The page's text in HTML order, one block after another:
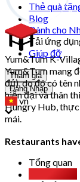
Thẻ quà
Blog
Dành cho
Tải ứng
Giúp đỡ
Tham gia
Đăng Nhập
vn
Yum&Tum K-
Yum&Tum mang
đủ), do đó có tên
hiện đại và thân
Hungry Hub,
mái.
Restaurants
Tổng quan